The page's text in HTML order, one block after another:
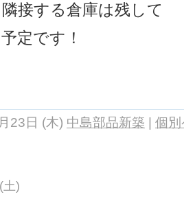
接する倉庫は残して
定です！
23日 (木) 中島部品新築 | 個
土)